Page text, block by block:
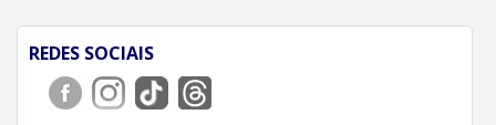
REDES SOCIAIS